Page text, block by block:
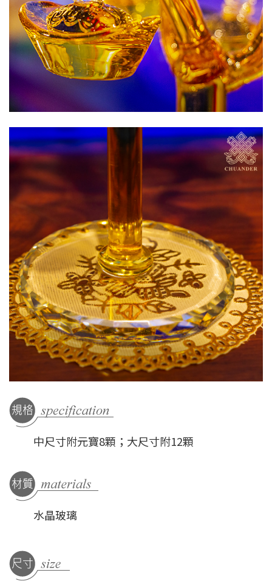
中尺寸附元寶8顆；大尺寸附12顆
水晶玻璃